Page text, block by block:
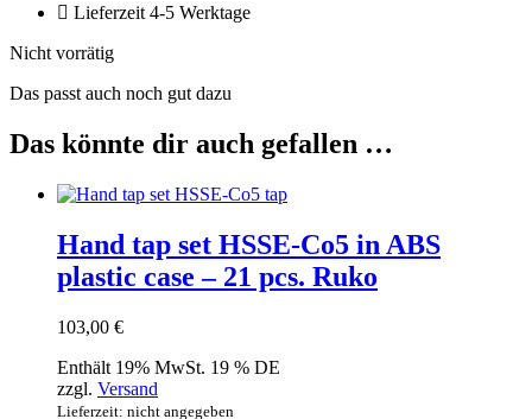
Lieferzeit 4-5 Werktage
Nicht vorrätig
Das passt auch noch gut dazu
Das könnte dir auch gefallen …
Hand tap set HSSE-Co5 in ABS
plastic case – 21 pcs. Ruko
103,00 €
Enthält 19% MwSt. 19 % DE
zzgl. Versand
Lieferzeit: nicht angegeben